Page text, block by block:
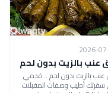
2026-
عنب بالزيت بدون لحم
عنب بالزيت بدون لحم .. قدمي
سفرتك أطيب وصفات المقبلات